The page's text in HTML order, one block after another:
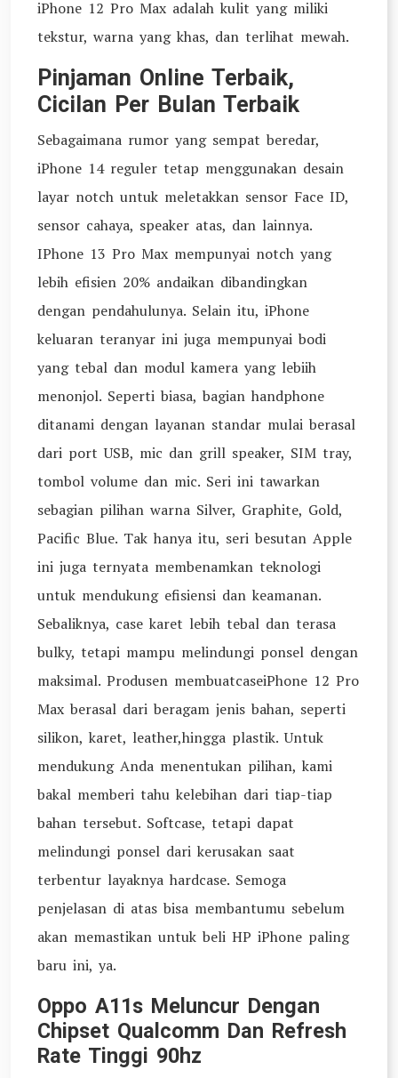
iPhone 12 Pro Max adalah kulit yang miliki
tekstur, warna yang khas, dan terlihat mewah.
Pinjaman Online Terbaik,
Cicilan Per Bulan Terbaik
Sebagaimana rumor yang sempat beredar,
iPhone 14 reguler tetap menggunakan desain
layar notch untuk meletakkan sensor Face ID,
sensor cahaya, speaker atas, dan lainnya.
IPhone 13 Pro Max mempunyai notch yang
lebih efisien 20% andaikan dibandingkan
dengan pendahulunya. Selain itu, iPhone
keluaran teranyar ini juga mempunyai bodi
yang tebal dan modul kamera yang lebiih
menonjol. Seperti biasa, bagian handphone
ditanami dengan layanan standar mulai berasal
dari port USB, mic dan grill speaker, SIM tray,
tombol volume dan mic. Seri ini tawarkan
sebagian pilihan warna Silver, Graphite, Gold,
Pacific Blue. Tak hanya itu, seri besutan Apple
ini juga ternyata membenamkan teknologi
untuk mendukung efisiensi dan keamanan.
Sebaliknya, case karet lebih tebal dan terasa
bulky, tetapi mampu melindungi ponsel dengan
maksimal. Produsen membuatcaseiPhone 12 Pro
Max berasal dari beragam jenis bahan, seperti
silikon, karet, leather,hingga plastik. Untuk
mendukung Anda menentukan pilihan, kami
bakal memberi tahu kelebihan dari tiap-tiap
bahan tersebut. Softcase, tetapi dapat
melindungi ponsel dari kerusakan saat
terbentur layaknya hardcase. Semoga
penjelasan di atas bisa membantumu sebelum
akan memastikan untuk beli HP iPhone paling
baru ini, ya.
Oppo A11s Meluncur Dengan
Chipset Qualcomm Dan Refresh
Rate Tinggi 90hz